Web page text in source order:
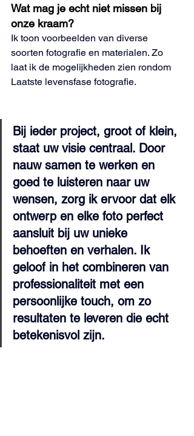
Wat mag je echt niet missen bij
onze kraam?
Ik toon voorbeelden van diverse
soorten fotografie en materialen. Zo
laat ik de mogelijkheden zien rondom
Laatste levensfase fotografie.
Bij ieder project, groot of klein,
staat uw visie centraal. Door
nauw samen te werken en
goed te luisteren naar uw
wensen, zorg ik ervoor dat elk
ontwerp en elke foto perfect
aansluit bij uw unieke
behoeften en verhalen. Ik
geloof in het combineren van
professionaliteit met een
persoonlijke touch, om zo
resultaten te leveren die echt
betekenisvol zijn.